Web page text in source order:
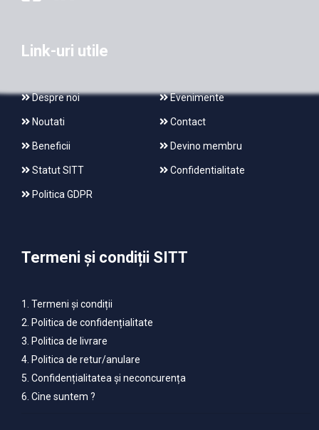
Link-uri utile
Despre noi Evenimente
Noutati Contact
Beneficii Devino membru
Statut SITT Confidentialitate
Politica GDPR
Termeni și condiții SITT
1. Termeni și condiții
2. Politica de confidențialitate
3. Politica de livrare
4. Politica de retur/anulare
5. Confidențialitatea și neconcurența
6. Cine suntem ?